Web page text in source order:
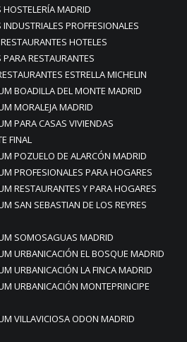
MADRID
PROFFESIONALES
HOTELES
RESTAURANTES
ESTRELLA MICHELIN
BOADILLA DEL MONTE MADRID
MORALEJA MADRID
PARA CASAS VIVIENDAS
FINAL
POZUELO DE ALARCÓN MADRID
PROFESIONALES PARA HOGARES
RESTAURANTES Y PARA HOGARES
SAN SEBASTIAN DE LOS REYRES
SOMOSAGUAS MADRID
URBANICACIÓN EL BOSQUE MADRID
URBANICACIÓN LA FINCA MADRID
URBANICACIÓN MONTEPRINCIPE
VILLAVICIOSA ODON MADRID